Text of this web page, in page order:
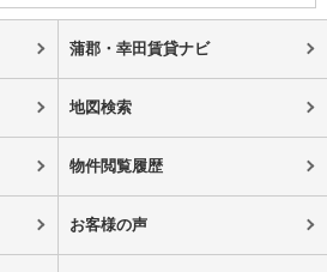
蒲郡・幸田賃貸ナビ
地図検索
物件閲覧履歴
お客様の声